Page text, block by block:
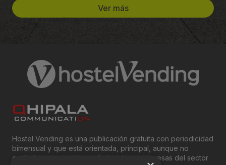
Ver más
Hostel Vending es una publicación gratuita con periodicidad
bimensual y que está orientada, principal, aunque no
exclusivamente, a los profesionales y empresas del sector